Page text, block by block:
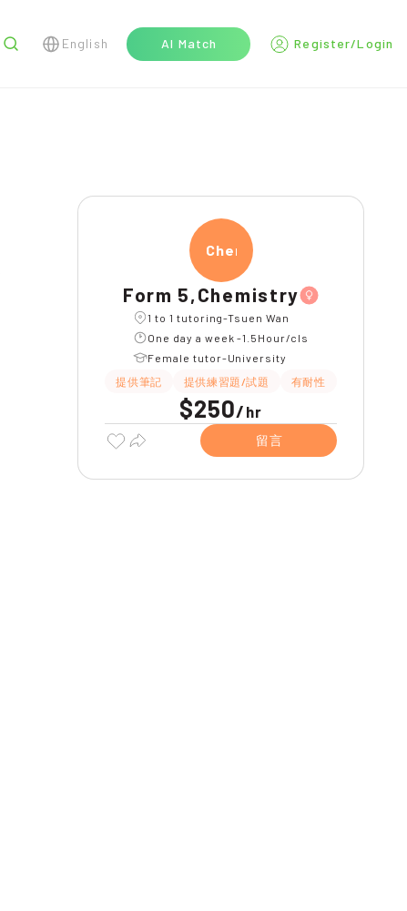
English AI Match Register/Login
Chemi
Form 5,Chemistry
1 to 1 tutoring-Tsuen Wan
One day a week -1.5Hour/cls
Female tutor-University
提供筆記
提供練習題/試題 有耐性
$250/ hr
留言